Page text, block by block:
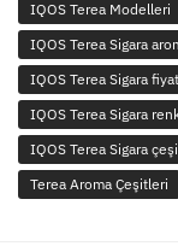
IQOS Terea Modelleri
IQOS Terea Sigara
IQOS Terea Sigara
IQOS Terea Sigara
IQOS Terea Sigara
Terea Aroma Çeşitleri